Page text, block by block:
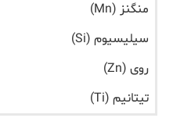
منگنز (Mn)
سیلیسیوم (Si)
روی (Zn)
تیتانیم (Ti)